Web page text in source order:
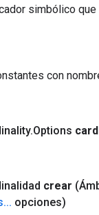
simbólico
con
.Options
crear
... opciones)